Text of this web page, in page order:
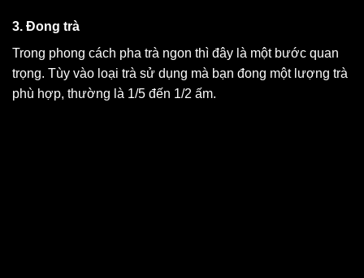
3. Đong trà
Trong phong cách pha trà ngon thì đây là một bước quan
trọng. Tùy vào loại trà sử dụng mà bạn đong một lượng trà
phù hợp, thường là 1/5 đến 1/2 ấm.